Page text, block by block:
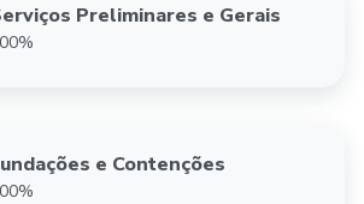
Preliminares e Gerais
e Contenções